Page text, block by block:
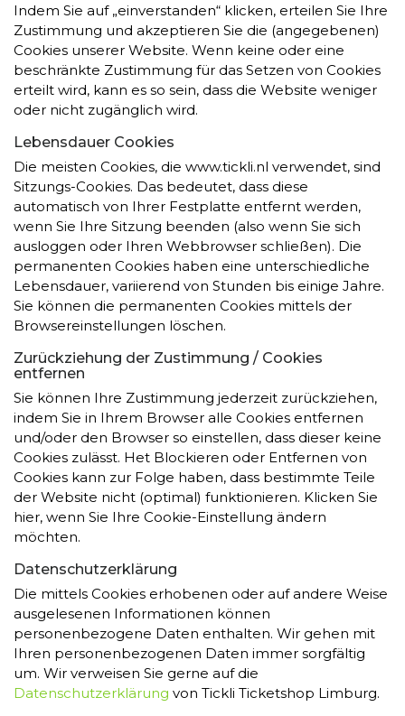
Indem Sie auf „einverstanden“ klicken, erteilen Sie Ihre
Zustimmung und akzeptieren Sie die (angegebenen)
Cookies unserer Website. Wenn keine oder eine
beschränkte Zustimmung für das Setzen von Cookies
erteilt wird, kann es so sein, dass die Website weniger
oder nicht zugänglich wird.
Lebensdauer Cookies
Die meisten Cookies, die www.tickli.nl verwendet, sind
Sitzungs-Cookies. Das bedeutet, dass diese
automatisch von Ihrer Festplatte entfernt werden,
wenn Sie Ihre Sitzung beenden (also wenn Sie sich
ausloggen oder Ihren Webbrowser schließen). Die
permanenten Cookies haben eine unterschiedliche
Lebensdauer, variierend von Stunden bis einige Jahre.
Sie können die permanenten Cookies mittels der
Browsereinstellungen löschen.
Zurückziehung der Zustimmung / Cookies
entfernen
Sie können Ihre Zustimmung jederzeit zurückziehen,
indem Sie in Ihrem Browser alle Cookies entfernen
und/oder den Browser so einstellen, dass dieser keine
Cookies zulässt. Het Blockieren oder Entfernen von
Cookies kann zur Folge haben, dass bestimmte Teile
der Website nicht (optimal) funktionieren. Klicken Sie
hier, wenn Sie Ihre Cookie-Einstellung ändern
möchten.
Datenschutzerklärung
Die mittels Cookies erhobenen oder auf andere Weise
ausgelesenen Informationen können
personenbezogene Daten enthalten. Wir gehen mit
Ihren personenbezogenen Daten immer sorgfältig
um. Wir verweisen Sie gerne auf die
Datenschutzerklärung von Tickli Ticketshop Limburg.